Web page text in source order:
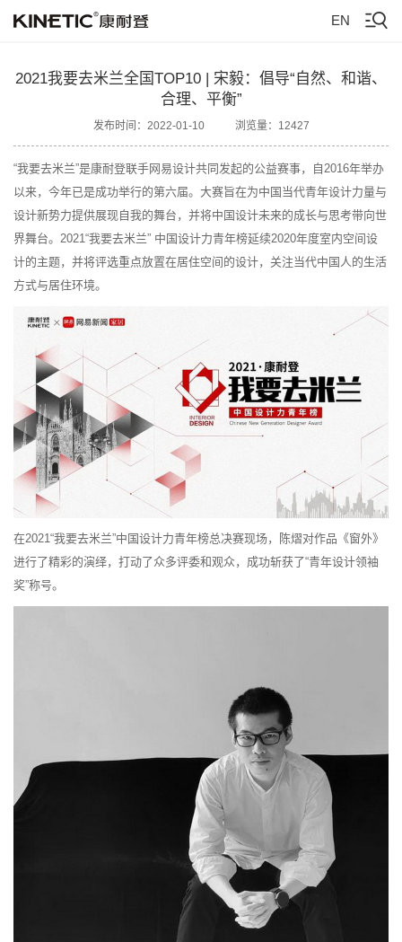
EN
2021我要去米兰全国TOP10 | 宋毅：倡导“自然、和谐、
合理、平衡”
发布时间：2022-01-10 浏览量：12427
“我要去米兰”是康耐登联手网易设计共同发起的公益赛事，自2016年举办
以来，今年已是成功举行的第六届。大赛旨在为中国当代青年设计力量与
设计新势力提供展现自我的舞台，并将中国设计未来的成长与思考带向世
界舞台。2021“我要去米兰” 中国设计力青年榜延续2020年度室内空间设
计的主题，并将评选重点放置在居住空间的设计，关注当代中国人的生活
方式与居住环境。
在2021“我要去米兰”中国设计力青年榜总决赛现场，陈熠对作品《窗外》
进行了精彩的演绎，打动了众多评委和观众，成功斩获了“青年设计领袖
奖”称号。